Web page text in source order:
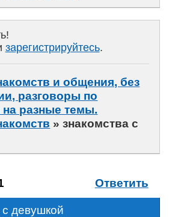
зарегистрируйтесь.
и общения, без
разговоры по
на разные темы.
»знакомства с
девушкой
Ответить